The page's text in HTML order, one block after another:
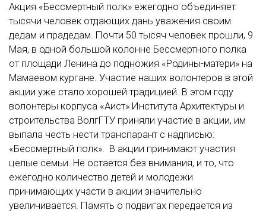
Акция «Бессмертный полк» ежегодно объединяет
тысячи человек отдающих дань уважения своим
дедам и прадедам. Почти 50 тысяч человек прошли, 9
Мая, в одной большой колонне Бессмертного полка
от площади Ленина до подножия «Родины-матери» на
Мамаевом кургане. Участие наших волонтеров в этой
акции уже стало хорошей традицией. В этом году
волонтеры корпуса «Аист» Института Архитектуры и
строительства ВолгГТУ приняли участие в акции, им
выпала честь нести транспарант с надписью:
«Бессмертный полк». В акции принимают участия
целые семьи. Не остается без внимания, и то, что
ежегодно количество детей и молодежи
принимающих участи в акции значительно
увеличивается. Память о подвигах передается из